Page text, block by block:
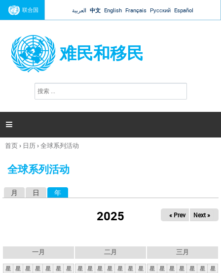
Jump to navigation
联合国 العربية 中文 English Français Русский Español
难民和移民
搜
索

你
这
首页› 日历›全球系列活动
全球系列活动
月 日 年
2025 « Prev Next »
一月
星 星 星 星 星 星
星
二月
星 星 星 星 星 星 星
三月
星 星 星 星 星 星 星